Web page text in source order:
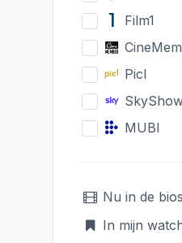
Film1
Picl
MUBI
Nu in de
In mijn